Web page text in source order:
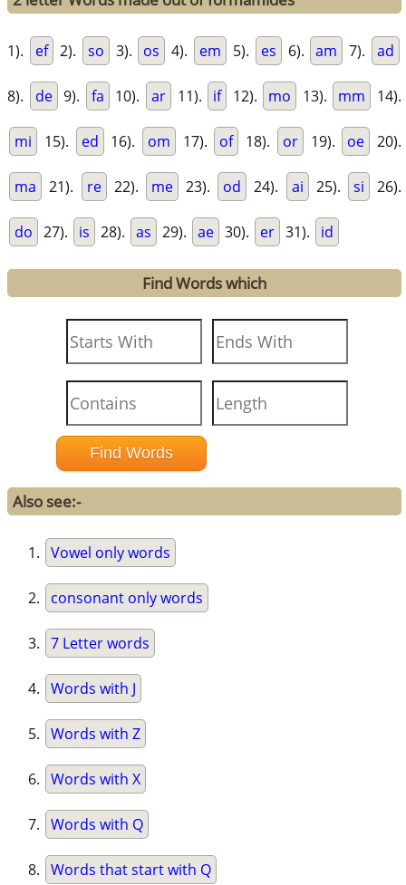
1). ef 2). so 3). os 4). em 5). es 6). am 7). ad
8). de 9). fa 10). ar 11). if 12). mo 13). mm 14).
mi 15). ed 16). om 17). of 18). or 19). oe 20).
ma 21). re 22). me 23). od 24). ai 25). si 26).
do 27). is 28). as 29). ae 30). er 31). id
Find Words which
Also see:-
Vowel only words
consonant only words
7 Letter words
Words with J
Words with Z
Words with X
Words with Q
Words that start with Q